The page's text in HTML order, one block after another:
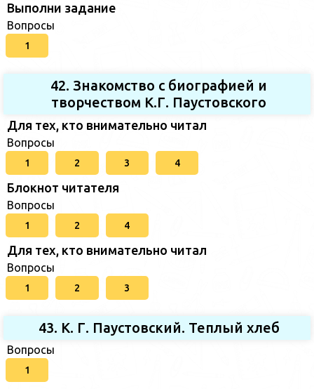
Выполни задание
Вопросы
1
42. Знакомство с биографией и
творчеством К.Г. Паустовского
Для тех, кто внимательно читал
Вопросы
1 2 3 4
Блокнот читателя
Вопросы
1 2 4
Для тех, кто внимательно читал
Вопросы
1 2 3
43. К. Г. Паустовский. Теплый хлеб
Вопросы
1